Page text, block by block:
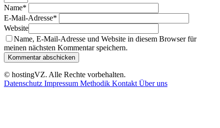
Name*
E-Mail-Adresse*
Website
Name, E-Mail-Adresse und Website in diesem Browser für
meinen nächsten Kommentar speichern.
© hostingVZ. Alle Rechte vorbehalten.
Datenschutz Impressum Methodik Kontakt Über uns